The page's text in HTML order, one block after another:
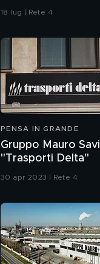
18 lug | Rete 4
PENSA IN GRANDE
Gruppo Mauro
"Trasporti Delta"
30 apr 2023 | Rete 4